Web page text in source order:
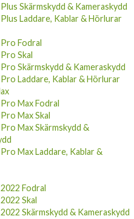
Skärmskydd & Kameraskydd
Laddare, Kablar & Hörlurar
Fodral
Skal
Skärmskydd & Kameraskydd
Laddare, Kablar & Hörlurar
Max Fodral
Max Skal
Max Skärmskydd &
Max Laddare, Kablar &
Fodral
Skal
Skärmskydd & Kameraskydd